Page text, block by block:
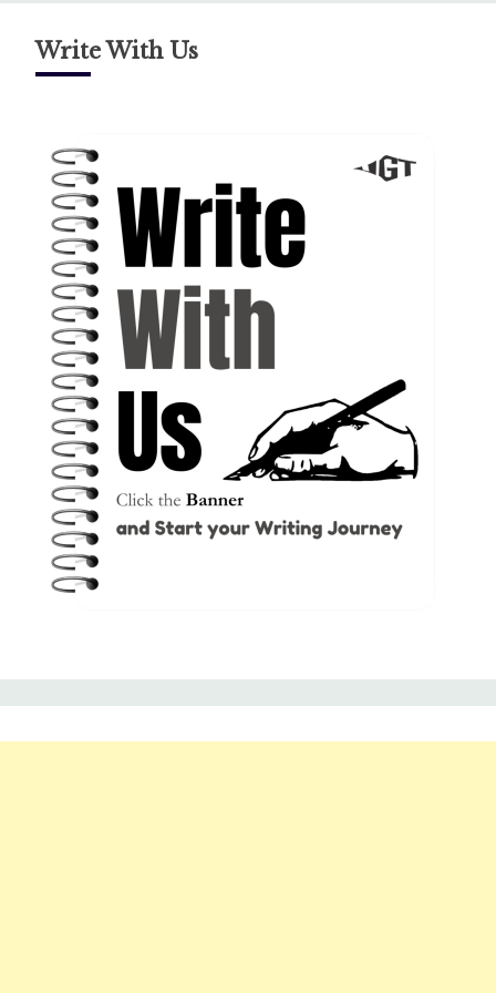
Write With Us